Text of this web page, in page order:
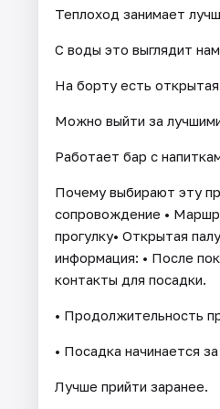
Теплоход занимает
С воды это выглядит
На борту есть
Можно выйти за
Работает бар с
Почему выбирают эту
сопровождение •
прогулку• Открытая
информация: • После
контакты для посадки.
• Продолжительность
• Посадка начинается
Лучше прийти заранее.